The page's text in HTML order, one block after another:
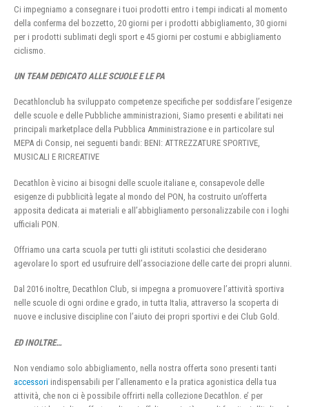
Ci impegniamo a consegnare i tuoi prodotti entro i tempi indicati al momento
della conferma del bozzetto, 20 giorni per i prodotti abbigliamento, 30 giorni
per i prodotti sublimati degli sport e 45 giorni per costumi e abbigliamento
ciclismo.
UN TEAM DEDICATO ALLE SCUOLE E LE PA
Decathlonclub ha sviluppato competenze specifiche per soddisfare l’esigenze
delle scuole e delle Pubbliche amministrazioni, Siamo presenti e abilitati nei
principali marketplace della Pubblica Amministrazione e in particolare sul
MEPA di Consip, nei seguenti bandi: BENI: ATTREZZATURE SPORTIVE,
MUSICALI E RICREATIVE
Decathlon è vicino ai bisogni delle scuole italiane e, consapevole delle
esigenze di pubblicità legate al mondo del PON, ha costruito un’offerta
apposita dedicata ai materiali e all’abbigliamento personalizzabile con i loghi
ufficiali PON.
Offriamo una carta scuola per tutti gli istituti scolastici che desiderano
agevolare lo sport ed usufruire dell’associazione delle carte dei propri alunni.
Dal 2016 inoltre, Decathlon Club, si impegna a promuovere l’attività sportiva
nelle scuole di ogni ordine e grado, in tutta Italia, attraverso la scoperta di
nuove e inclusive discipline con l’aiuto dei propri sportivi e dei Club Gold.
ED INOLTRE…
Non vendiamo solo abbigliamento, nella nostra offerta sono presenti tanti
accessori indispensabili per l’allenamento e la pratica agonistica della tua
attività, che non ci è possibile offrirti nella collezione Decathlon. e’ per